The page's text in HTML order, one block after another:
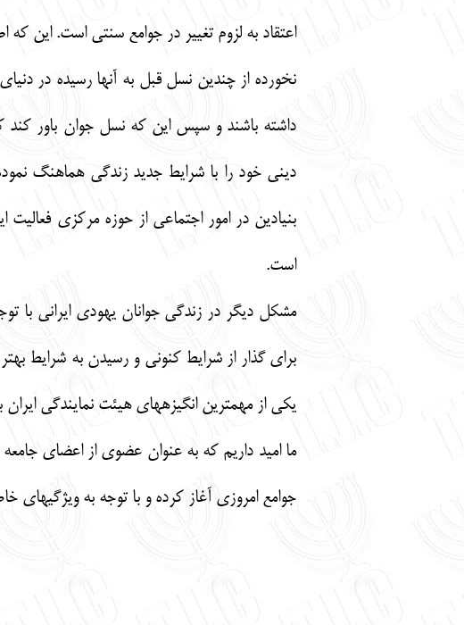
اعتقاد به لزوم تغيير در جوامع سنتي است. اين
نخورده از چندين نسل قبل به آنها رسيده در
داشته باشند و سپس اين كه نسل جوان باور كند
ديني خود را با شرايط جديد زندگي هماهنگ
بنيادين در امور اجتماعي از حوزه مركزي
است.
براي گذار از شرايط كنوني و رسيدن به شرايط
يكي از مهمترين انگيزه‏هاي هيئت نمايندگي
ما اميد داريم كه به عنوان عضوي از اعضاي
جوامع امروزي آغاز كرده و با توجه به ويژگي‏هاي